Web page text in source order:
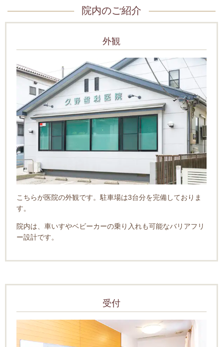
院内のご紹介
外観
こちらが医院の外観です。駐車場は3台分を完備しておりま
す。
院内は、車いすやベビーカーの乗り入れも可能なバリアフリ
ー設計です。
受付